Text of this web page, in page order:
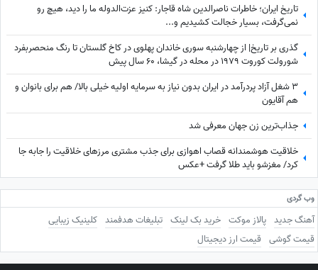
تاریخ ایران؛ خاطرات ناصرالدین شاه قاجار: کنیز عزت‌الدوله ما را دید، هیچ رو
نمی‌گرفت، بسیار خجالت کشیدیم و...
گذری بر تاریخ| از چهارشنبه سوری خاندان پهلوی در کاخ گلستان تا رنگ منحصربفرد
شورولت کوروت 1979 در محله در گیشا، 60 سال پیش
3 شغل آزاد پردرآمد در ایران بدون نیاز به سرمایه اولیه خیلی بالا/ هم برای بانوان و
هم آقایون
جذاب‌ترین زن جهان معرفی شد
خلاقیت هوشمندانه قصاب اهوازی برای جذب مشتری مرزهای خلاقیت را جابه جا
کرد/ مغزشو باید طلا گرفت +عکس
وب گردی
آهنگ جدید پالاز موکت خرید بک لینک تبلیغات هدفمند کلینیک زیبایی
قیمت گوشی قیمت ارز دیجیتال